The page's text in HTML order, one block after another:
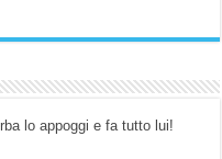
lo appoggi e fa tutto lui!